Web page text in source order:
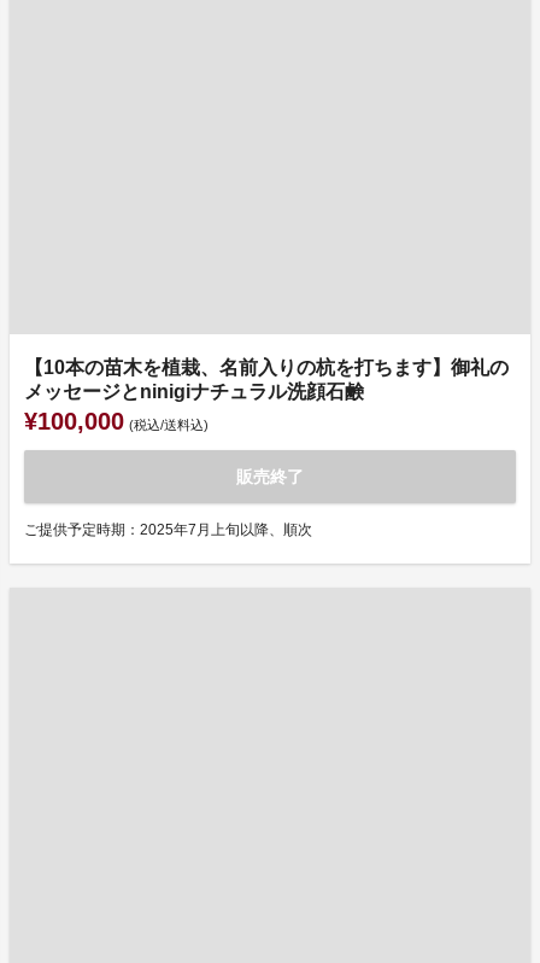
【10本の苗木を植栽、名前入りの杭を打ちます】御礼の
メッセージとninigiナチュラル洗顔石鹸
¥100,000 (税込/送料込)
販売終了
ご提供予定時期：2025年7月上旬以降、順次